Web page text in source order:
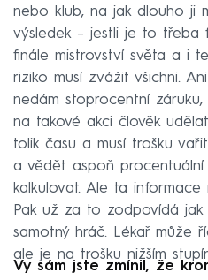
nebo klub, na jak dlouho ji
výsledek – jestli je to třeba
finále mistrovství světa a i
riziko musí zvážit všichni.
nedám stoprocentní
na takové akci člověk
tolik času a musí trošku
a vědět aspoň procentuální
kalkulovat. Ale ta informace
Pak už za to zodpovídá
samotný hráč. Lékař může
ale je na trošku nižším
Vy sám jste zmínil, že